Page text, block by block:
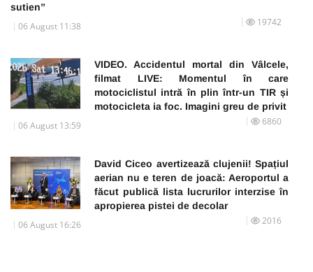
sutien”
06 August 11:38 19742
VIDEO. Accidentul mortal din Vâlcele,
filmat LIVE: Momentul în care
motociclistul intră în plin într-un TIR și
motocicleta ia foc. Imagini greu de privit
06 August 13:59 6860
David Ciceo avertizează clujenii! Spațiul
aerian nu e teren de joacă: Aeroportul a
făcut publică lista lucrurilor interzise în
apropierea pistei de decolar
06 August 16:26 2016